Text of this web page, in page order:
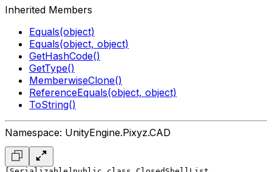
Inherited Members
Equals(object)
Equals(object, object)
GetHashCode()
GetType()
MemberwiseClone()
ReferenceEquals(object, object)
ToString()
Namespace: UnityEngine.Pixyz.CAD